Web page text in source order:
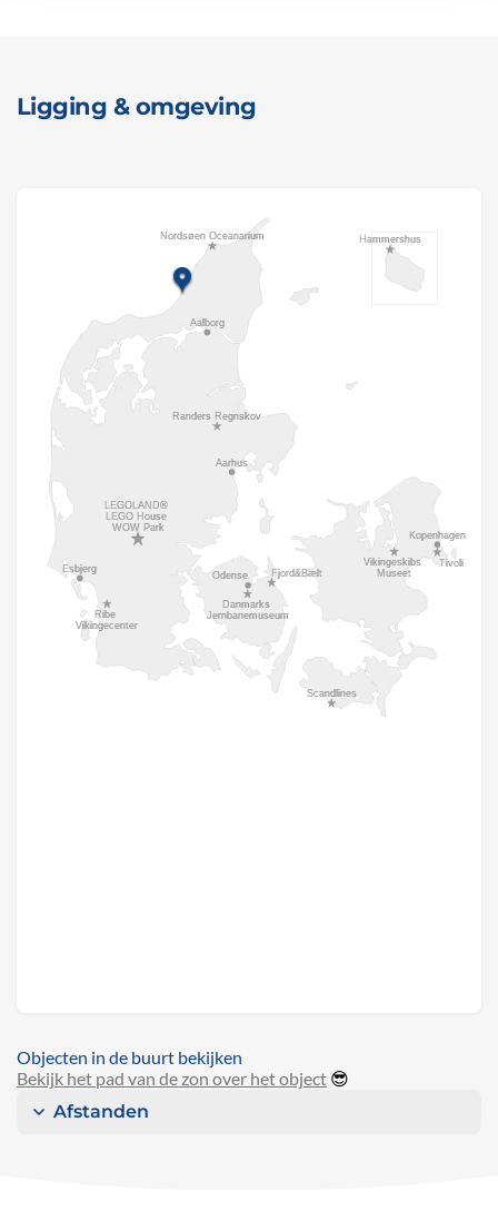
Ligging & omgeving
Objecten in de buurt bekijken
Bekijk het pad van de zon over het object 😎
Afstanden